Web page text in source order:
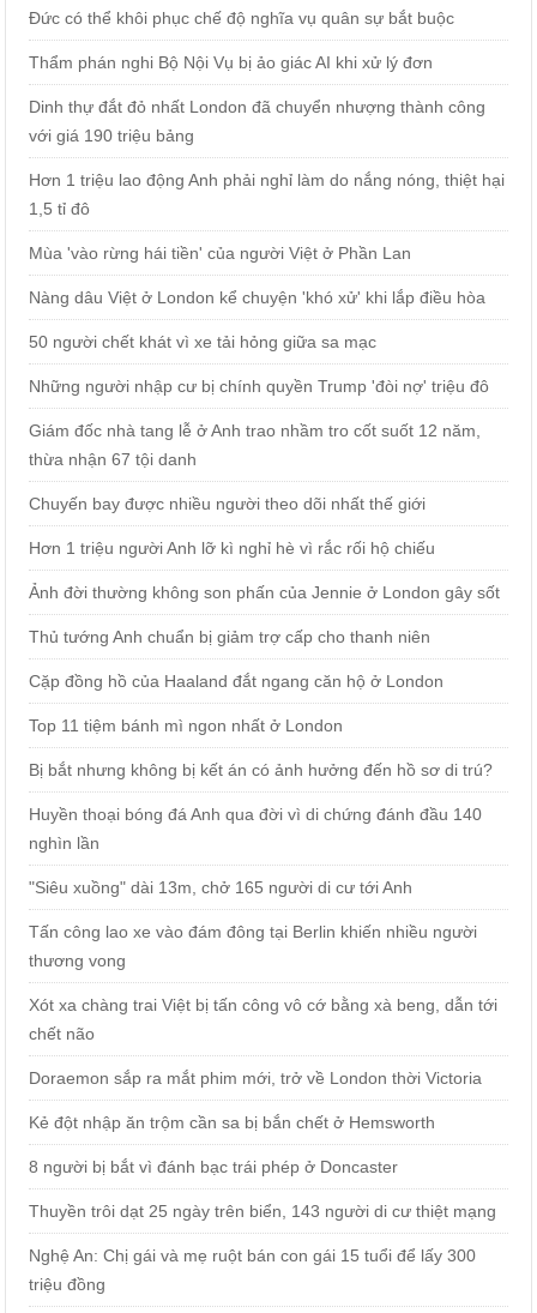
Đức có thể khôi phục chế độ nghĩa vụ quân sự bắt buộc
Thẩm phán nghi Bộ Nội Vụ bị ảo giác AI khi xử lý đơn
Dinh thự đắt đỏ nhất London đã chuyển nhượng thành công
với giá 190 triệu bảng
Hơn 1 triệu lao động Anh phải nghỉ làm do nắng nóng, thiệt hại
1,5 tỉ đô
Mùa 'vào rừng hái tiền' của người Việt ở Phần Lan
Nàng dâu Việt ở London kể chuyện 'khó xử' khi lắp điều hòa
50 người chết khát vì xe tải hỏng giữa sa mạc
Những người nhập cư bị chính quyền Trump 'đòi nợ' triệu đô
Giám đốc nhà tang lễ ở Anh trao nhầm tro cốt suốt 12 năm,
thừa nhận 67 tội danh
Chuyến bay được nhiều người theo dõi nhất thế giới
Hơn 1 triệu người Anh lỡ kì nghỉ hè vì rắc rối hộ chiếu
Ảnh đời thường không son phấn của Jennie ở London gây sốt
Thủ tướng Anh chuẩn bị giảm trợ cấp cho thanh niên
Cặp đồng hồ của Haaland đắt ngang căn hộ ở London
Top 11 tiệm bánh mì ngon nhất ở London
Bị bắt nhưng không bị kết án có ảnh hưởng đến hồ sơ di trú?
Huyền thoại bóng đá Anh qua đời vì di chứng đánh đầu 140
nghìn lần
"Siêu xuồng" dài 13m, chở 165 người di cư tới Anh
Tấn công lao xe vào đám đông tại Berlin khiến nhiều người
thương vong
Xót xa chàng trai Việt bị tấn công vô cớ bằng xà beng, dẫn tới
chết não
Doraemon sắp ra mắt phim mới, trở về London thời Victoria
Kẻ đột nhập ăn trộm cần sa bị bắn chết ở Hemsworth
8 người bị bắt vì đánh bạc trái phép ở Doncaster
Thuyền trôi dạt 25 ngày trên biển, 143 người di cư thiệt mạng
Nghệ An: Chị gái và mẹ ruột bán con gái 15 tuổi để lấy 300
triệu đồng